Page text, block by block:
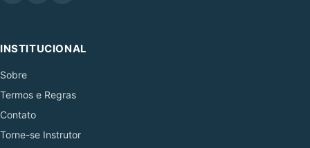
INSTITUCIONAL
Sobre
Termos e Regras
Contato
Torne-se Instrutor